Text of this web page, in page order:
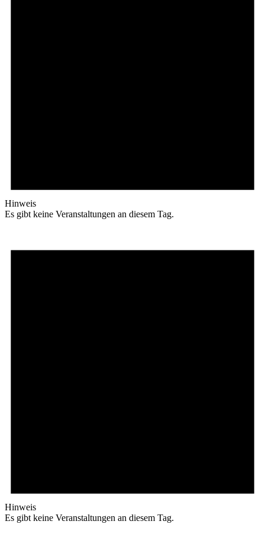
Hinweis
Es gibt keine Veranstaltungen an diesem Tag.
Hinweis
Es gibt keine Veranstaltungen an diesem Tag.